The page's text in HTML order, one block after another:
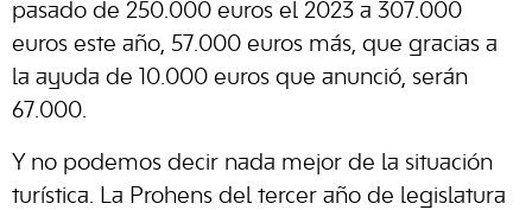
pasado de 250.000 euros el 2023 a 307.000
euros este año, 57.000 euros más, que gracias a
la ayuda de 10.000 euros que anunció, serán
67.000.
Y no podemos decir nada mejor de la situación
turística. La Prohens del tercer año de legislatura